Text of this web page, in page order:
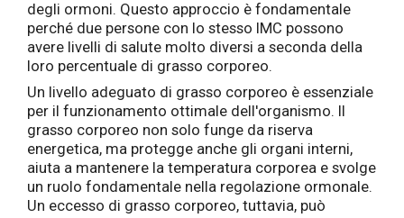
degli ormoni. Questo approccio è fondamentale
perché due persone con lo stesso IMC possono
avere livelli di salute molto diversi a seconda della
loro percentuale di grasso corporeo.
Un livello adeguato di grasso corporeo è essenziale
per il funzionamento ottimale dell'organismo. Il
grasso corporeo non solo funge da riserva
energetica, ma protegge anche gli organi interni,
aiuta a mantenere la temperatura corporea e svolge
un ruolo fondamentale nella regolazione ormonale.
Un eccesso di grasso corporeo, tuttavia, può